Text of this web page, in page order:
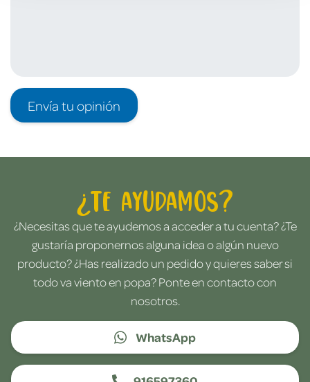
Envía tu opinión
¿Te ayudamos?
¿Necesitas que te ayudemos a acceder a tu cuenta? ¿Te
gustaría proponernos alguna idea o algún nuevo
producto? ¿Has realizado un pedido y quieres saber si
todo va viento en popa? Ponte en contacto con
nosotros.
WhatsApp